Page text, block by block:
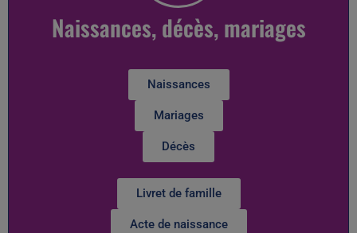
Naissances, décès, mariages
Naissances
Mariages
Décès
Livret de famille
Acte de naissance